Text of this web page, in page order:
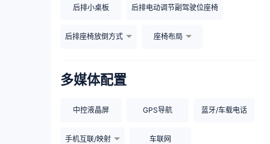
后排小桌板 后排电动调节副驾驶位座椅
后排座椅放倒方式 座椅布局
多媒体配置
中控液晶屏 GPS导航 蓝牙/车载电话
手机互联/映射 车联网